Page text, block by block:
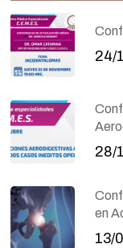
24/
28/
en
13/